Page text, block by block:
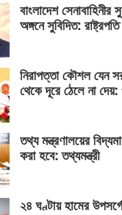
বাংলাদেশ
অঙ্গনে সুবিদিত: রাষ্ট্রপতি
নিরাপত্তা কৌশল যেন
থেকে দূরে ঠেলে না দেয়:
তথ্য মন্ত্রণালয়ের
করা হবে: তথ্যমন্ত্রী
২৪ ঘণ্টায় হামের